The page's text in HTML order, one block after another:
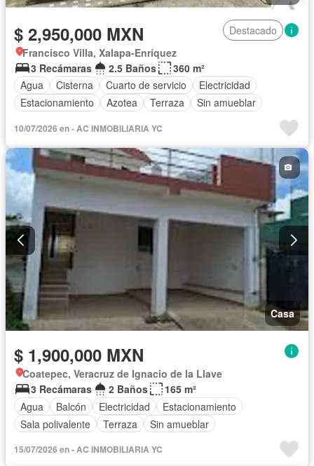
$ 2,950,000 MXN
Destacado
Francisco Villa, Xalapa-Enríquez
3 Recámaras
2.5 Baños
360 m²
Agua
Cisterna Cuarto de servicio
Electricidad
Estacionamiento
Azotea Terraza Sin amueblar
10/07/2026 en - AC INMOBILIARIA YC
Casa
$ 1,900,000 MXN
Coatepec, Veracruz de Ignacio de la Llave
3 Recámaras
2 Baños
165 m²
Agua
Balcón Electricidad
Estacionamiento
Sala polivalente
Terraza Sin amueblar
15/07/2026 en - AC INMOBILIARIA YC